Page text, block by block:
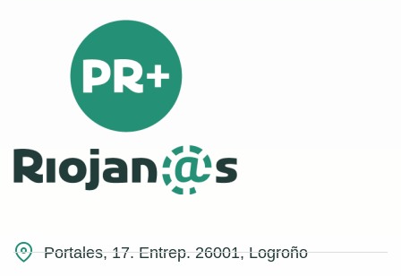
Portales, 17. Entrep. 26001, Logroño